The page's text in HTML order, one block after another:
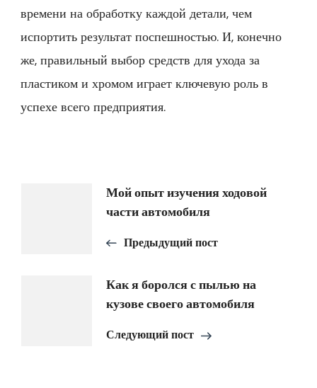
времени на обработку каждой детали, чем
испортить результат поспешностью. И, конечно
же, правильный выбор средств для ухода за
пластиком и хромом играет ключевую роль в
успехе всего предприятия.
НавигацияМой опыт изучения ходовой
части автомобиля
Предыдущий пост
Как я боролся с пылью на
кузове своего автомобиля
Следующий пост